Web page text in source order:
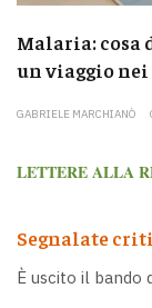
Malaria: cosa
un viaggio
GABRIELE MARCHIANÒ
LETTERE ALLA
Segnalate
È uscito il bando